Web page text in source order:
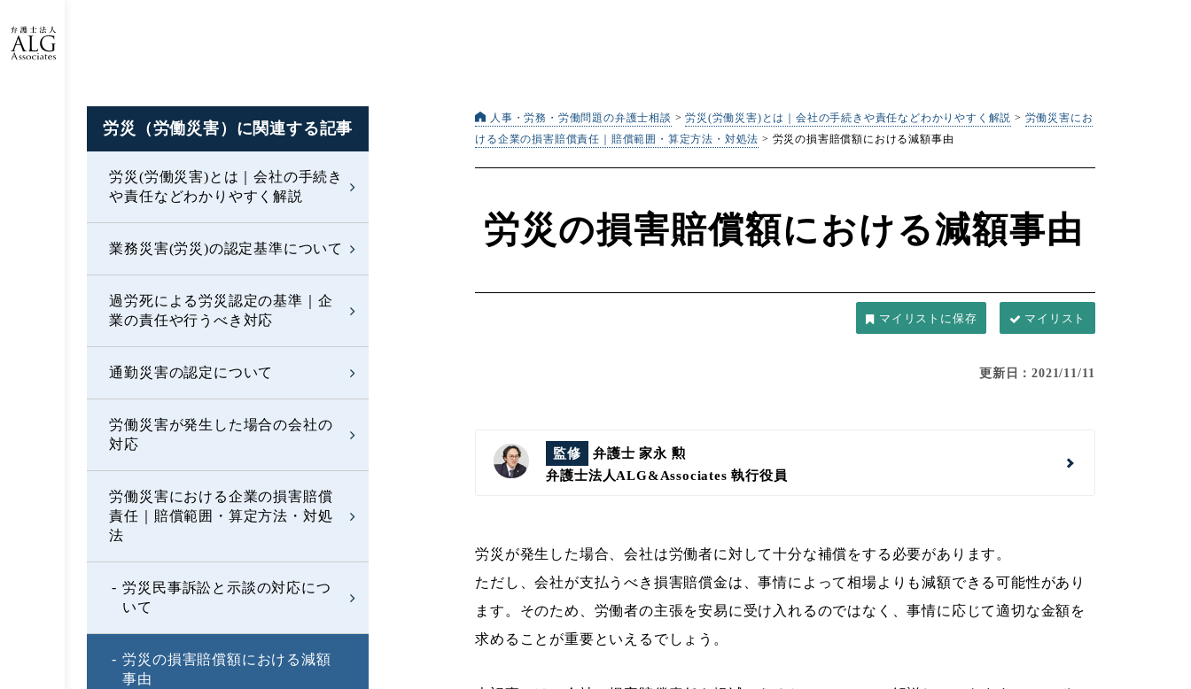
労災（労働災害）に関連する記事
労災(労働災害)とは｜会社の手続き
や責任などわかりやすく解説
業務災害(労災)の認定基準について
過労死による労災認定の基準｜企
業の責任や行うべき対応
通勤災害の認定について
労働災害が発生した場合の会社の
対応
労働災害における企業の損害賠償
責任｜賠償範囲・算定方法・対処
法
労災民事訴訟と示談の対応につ
いて
労災の損害賠償額における減額
事由
人事・労務・労働問題の弁護士相談 >労災(労働災害)とは｜会社の手続きや責任などわかりやすく解説 > 労働災害にお
ける企業の損害賠償責任｜賠償範囲・算定方法・対処法 > 労災の損害賠償額における減額事由
労災の損害賠償額における減額事由
マイリスト
更新日：2021/11/11
監修
弁護士 家永 勲
弁護士法人ALG&Associates執行役員
労災が発生した場合、会社は労働者に対して十分な補償をする必要があります。
ただし、会社が支払うべき損害賠償金は、事情によって相場よりも減額できる可能性があり
ます。そのため、労働者の主張を安易に受け入れるのではなく、事情に応じて適切な金額を
求めることが重要といえるでしょう。